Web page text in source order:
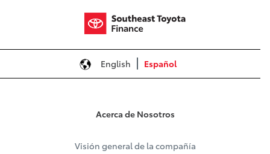
English Español
Acerca de Nosotros
Visión general de la compañía